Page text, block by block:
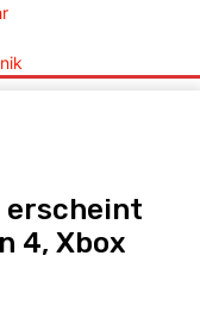
erscheint
4, Xbox